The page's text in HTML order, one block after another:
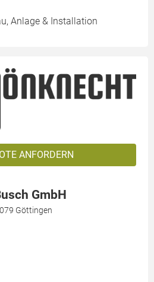
Anlage & Installation
ANFORDERN
GmbH
Göttingen